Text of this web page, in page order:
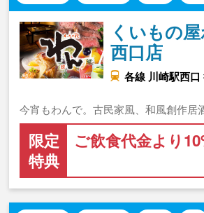
くいもの
西口店
各線 川崎駅西口
今宵もわんで。古民家風、和風創作居
限定
特典
ご飲食代金より